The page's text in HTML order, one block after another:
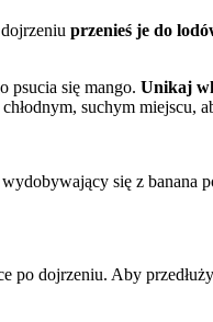
przenieś je do
psucia się mango. Unikaj
suchym miejscu,
się z banana
po dojrzeniu. Aby